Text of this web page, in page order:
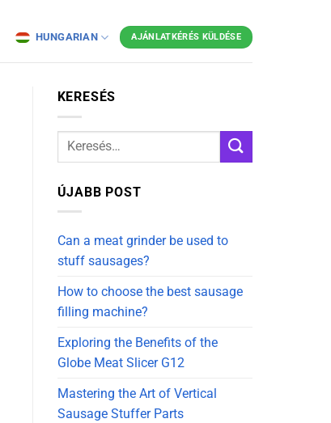
HUNGARIAN AJÁNLATKÉRÉS KÜLDÉSE
KERESÉS
ÚJABB POST
Can a meat grinder be used to
stuff sausages?
How to choose the best sausage
filling machine?
Exploring the Benefits of the
Globe Meat Slicer G12
Mastering the Art of Vertical
Sausage Stuffer Parts